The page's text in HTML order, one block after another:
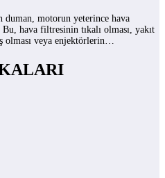
duman, motorun yeterince hava
Bu, hava filtresinin tıkalı olması, yakıt
olması veya enjektörlerin…